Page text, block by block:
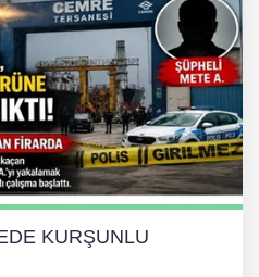
KURŞUNLU